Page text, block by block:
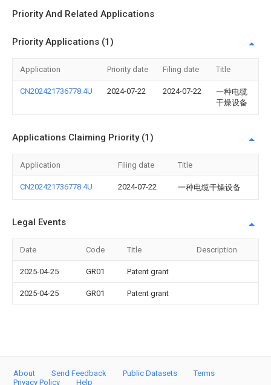
Priority And Related Applications
Priority Applications (1)
Application Priority date Filing date Title
CN202421736778.4U 2024-07-22 2024-07-22
一种电缆
干燥设备
Applications Claiming Priority (1)
Application Filing date Title
CN202421736778.4U 2024-07-22 一种电缆干燥设备
Legal Events
Date Code Title Description
2025-04-25 GR01 Patent grant
2025-04-25 GR01 Patent grant
About Send Feedback Public Datasets
Terms
Privacy Policy
Help